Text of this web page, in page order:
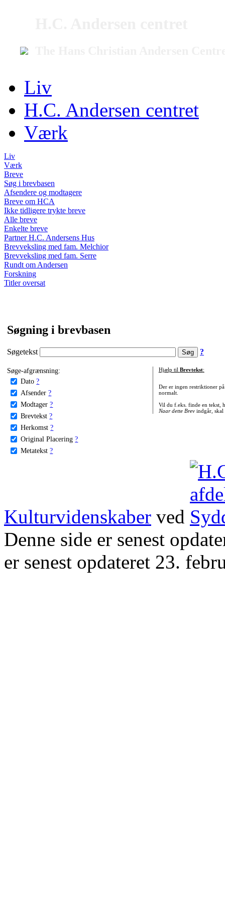
Liv
H.C. Andersen centret
Værk
Liv
Værk
Breve
Søg i brevbasen
Afsendere og modtagere
Breve om HCA
Ikke tidligere trykte breve
Alle breve
Enkelte breve
Partner H.C. Andersens Hus
Brevveksling med fam. Melchior
Brevveksling med fam. Serre
Rundt om Andersen
Forskning
Titler oversat
Søgning i brevbasen
Søgetekst ?
Søge-afgrænsning:
Dato ?
Afsender ?
Modtager ?
Brevtekst ?
Herkomst ?
Original Placering ?
Metatekst ?
Hjælp til Brevtekst:
Der er ingen restriktioner
normalt.
Vil du f.eks. finde en tekst,
Naar dette Brevindgår, skal
Kulturvidenskaber ved
Denne side er senest
er senest opdateret 23.